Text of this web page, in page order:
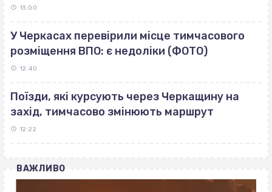
13:00
У Черкасах перевірили місце тимчасового
розміщення ВПО: є недоліки (ФОТО)
12:40
Поїзди, які курсують через Черкащину на
захід, тимчасово змінюють маршрут
12:22
ВАЖЛИВО